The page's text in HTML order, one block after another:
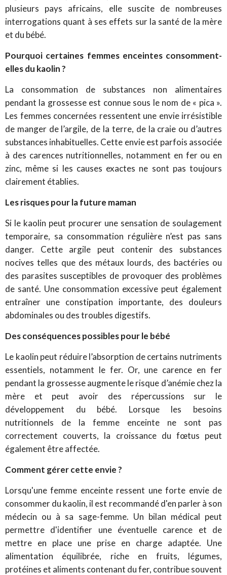
plusieurs pays africains, elle suscite de nombreuses
interrogations quant à ses effets sur la santé de la mère
et du bébé.
Pourquoi certaines femmes enceintes consomment-
elles du kaolin ?
La consommation de substances non alimentaires
pendant la grossesse est connue sous le nom de « pica ».
Les femmes concernées ressentent une envie irrésistible
de manger de l’argile, de la terre, de la craie ou d’autres
substances inhabituelles. Cette envie est parfois associée
à des carences nutritionnelles, notamment en fer ou en
zinc, même si les causes exactes ne sont pas toujours
clairement établies.
Les risques pour la future maman
Si le kaolin peut procurer une sensation de soulagement
temporaire, sa consommation régulière n’est pas sans
danger. Cette argile peut contenir des substances
nocives telles que des métaux lourds, des bactéries ou
des parasites susceptibles de provoquer des problèmes
de santé. Une consommation excessive peut également
entraîner une constipation importante, des douleurs
abdominales ou des troubles digestifs.
Des conséquences possibles pour le bébé
Le kaolin peut réduire l’absorption de certains nutriments
essentiels, notamment le fer. Or, une carence en fer
pendant la grossesse augmente le risque d’anémie chez la
mère et peut avoir des répercussions sur le
développement du bébé. Lorsque les besoins
nutritionnels de la femme enceinte ne sont pas
correctement couverts, la croissance du fœtus peut
également être affectée.
Comment gérer cette envie ?
Lorsqu'une femme enceinte ressent une forte envie de
consommer du kaolin, il est recommandé d'en parler à son
médecin ou à sa sage-femme. Un bilan médical peut
permettre d'identifier une éventuelle carence et de
mettre en place une prise en charge adaptée. Une
alimentation équilibrée, riche en fruits, légumes,
protéines et aliments contenant du fer, contribue souvent